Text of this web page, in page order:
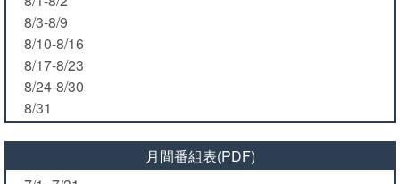
8/3-8/9
8/10-8/16
8/17-8/23
8/24-8/30
8/31
月間番組表(PDF)